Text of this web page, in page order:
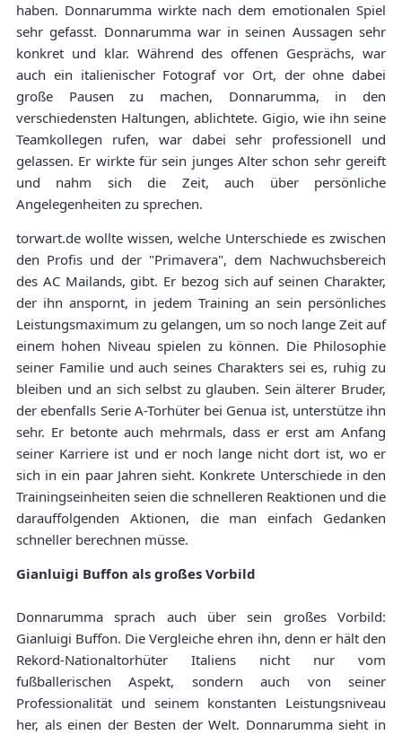
haben. Donnarumma wirkte nach dem emotionalen Spiel
sehr gefasst. Donnarumma war in seinen Aussagen sehr
konkret und klar. Während des offenen Gesprächs, war
auch ein italienischer Fotograf vor Ort, der ohne dabei
große Pausen zu machen, Donnarumma, in den
verschiedensten Haltungen, ablichtete. Gigio, wie ihn seine
Teamkollegen rufen, war dabei sehr professionell und
gelassen. Er wirkte für sein junges Alter schon sehr gereift
und nahm sich die Zeit, auch über persönliche
Angelegenheiten zu sprechen.
torwart.de wollte wissen, welche Unterschiede es zwischen
den Profis und der "Primavera", dem Nachwuchsbereich
des AC Mailands, gibt. Er bezog sich auf seinen Charakter,
der ihn anspornt, in jedem Training an sein persönliches
Leistungsmaximum zu gelangen, um so noch lange Zeit auf
einem hohen Niveau spielen zu können. Die Philosophie
seiner Familie und auch seines Charakters sei es, ruhig zu
bleiben und an sich selbst zu glauben. Sein älterer Bruder,
der ebenfalls Serie A-Torhüter bei Genua ist, unterstütze ihn
sehr. Er betonte auch mehrmals, dass er erst am Anfang
seiner Karriere ist und er noch lange nicht dort ist, wo er
sich in ein paar Jahren sieht. Konkrete Unterschiede in den
Trainingseinheiten seien die schnelleren Reaktionen und die
darauffolgenden Aktionen, die man einfach Gedanken
schneller berechnen müsse.
Gianluigi Buffon als großes Vorbild
Donnarumma sprach auch über sein großes Vorbild:
Gianluigi Buffon. Die Vergleiche ehren ihn, denn er hält den
Rekord-Nationaltorhüter Italiens nicht nur vom
fußballerischen Aspekt, sondern auch von seiner
Professionalität und seinem konstanten Leistungsniveau
her, als einen der Besten der Welt. Donnarumma sieht in